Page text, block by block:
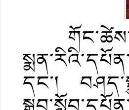
དང་།